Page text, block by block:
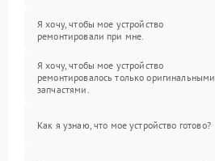
Я хочу, чтобы мое устройство
ремонтировали при мне.
Я хочу, чтобы мое устройство
ремонтировалось только оригинальными
запчастями.
Как я узнаю, что мое устройство готово?